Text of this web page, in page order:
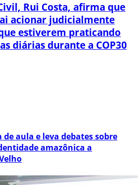
Rui Costa, afirma que
acionar judicialmente
estiverem praticando
diárias durante a COP30
aula e leva debates sobre
amazônica a